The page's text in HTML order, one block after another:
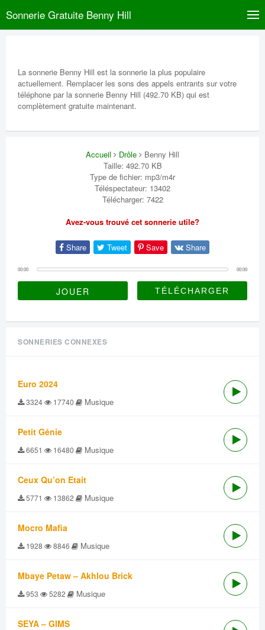
Sonnerie Gratuite Benny Hill
La sonnerie Benny Hill est la sonnerie la plus populaire
actuellement. Remplacer les sons des appels entrants sur votre
téléphone par la sonnerie Benny Hill (492.70 KB) qui est
complètement gratuite maintenant.
Accueil Drôle
Benny Hill
Taille: 492.70 KB
Type de fichier: mp3/m4r
Téléspectateur: 13402
Télécharger: 7422
Avez-vous trouvé cet sonnerie utile?
Share Tweet Save Share
00:00 00:00
JOUER
SONNERIES CONNEXES
Euro 2024
3324 17740 Musique
Petit Génie
6651 16480 Musique
Ceux Qu’on Etait
5771 13862 Musique
Mocro Mafia
1928 8846 Musique
Mbaye Petaw – Akhlou Brick
953 5282 Musique
SEYA – GIMS